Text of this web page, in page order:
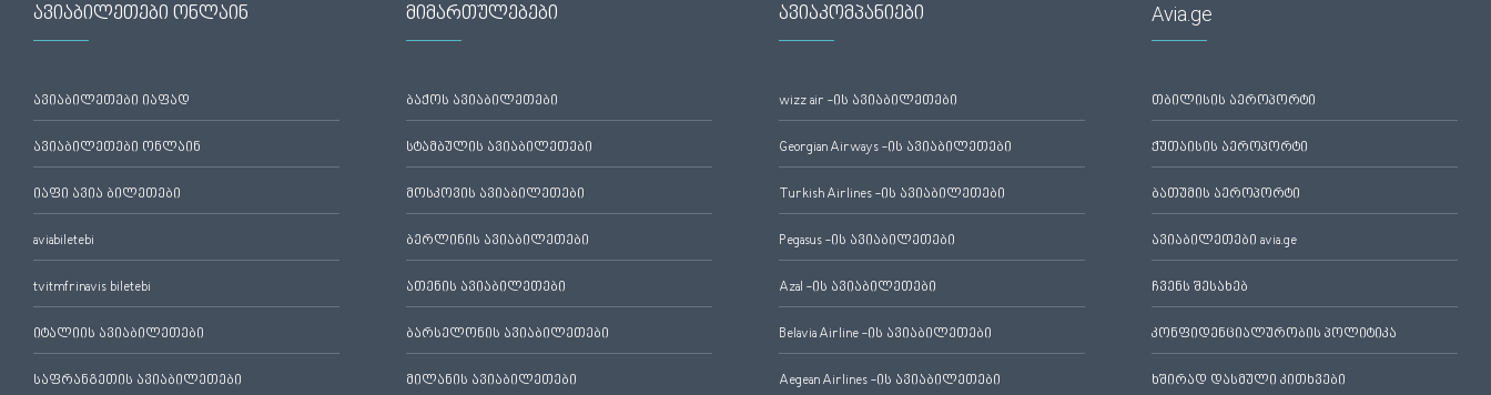
ავიაბილეთები ონლაინ
ავიაბილეთები იაფად
ავიაბილეთები ონლაინ
იაფი ავია ბილეთები
aviabiletebi
tvitmfrinavis biletebi
იტალიის ავიაბილეთები
საფრანგეთის ავიაბილეთები
მიმართულებები
ბაქოს ავიაბილეთები
სტამბულის ავიაბილეთები
მოსკოვის ავიაბილეთები
ბერლინის ავიაბილეთები
ათენის ავიაბილეთები
ბარსელონის ავიაბილეთები
მილანის ავიაბილეთები
ავიაკომპანიები
wizz air -ის ავიაბილეთები
Georgian Airways -ის ავიაბილეთები
Turkish Airlines -ის ავიაბილეთები
Pegasus -ის ავიაბილეთები
Azal -ის ავიაბილეთები
Belavia Airline -ის ავიაბილეთები
Aegean Airlines -ის ავიაბილეთები
Avia.ge
თბილისის აეროპორტი
ქუთაისის აეროპორტი
ბათუმის აეროპორტი
ავიაბილეთები avia.ge
ჩვენს შესახებ
კონფიდენციალურობის პოლიტიკა
ხშირად დასმული კითხვები